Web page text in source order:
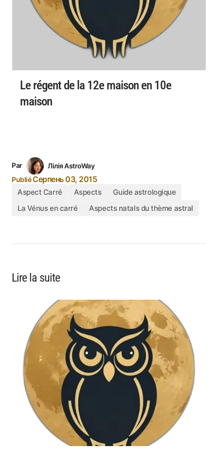
Le régent de la 12e maison en 10e
maison
Par
Лілія AstroWay
PubliéСерпень 03, 2015
Aspect Carré Aspects
Guide astrologique
La Vénus en carré
Aspects natals du thème astral
Lire la suite